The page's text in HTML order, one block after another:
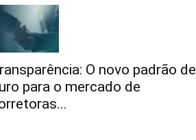
O novo padrão de
para o mercado de